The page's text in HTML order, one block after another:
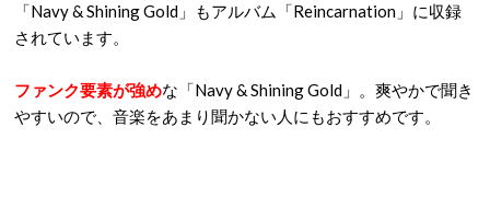
「Navy & Shining Gold」もアルバム「Reincarnation」に収録
されています。
ファンク要素が強めな「Navy & Shining Gold」。爽やかで聞き
やすいので、音楽をあまり聞かない人にもおすすめです。